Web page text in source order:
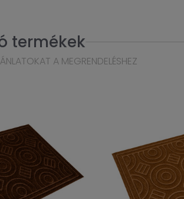
termékek
A MEGRENDELÉSHEZ